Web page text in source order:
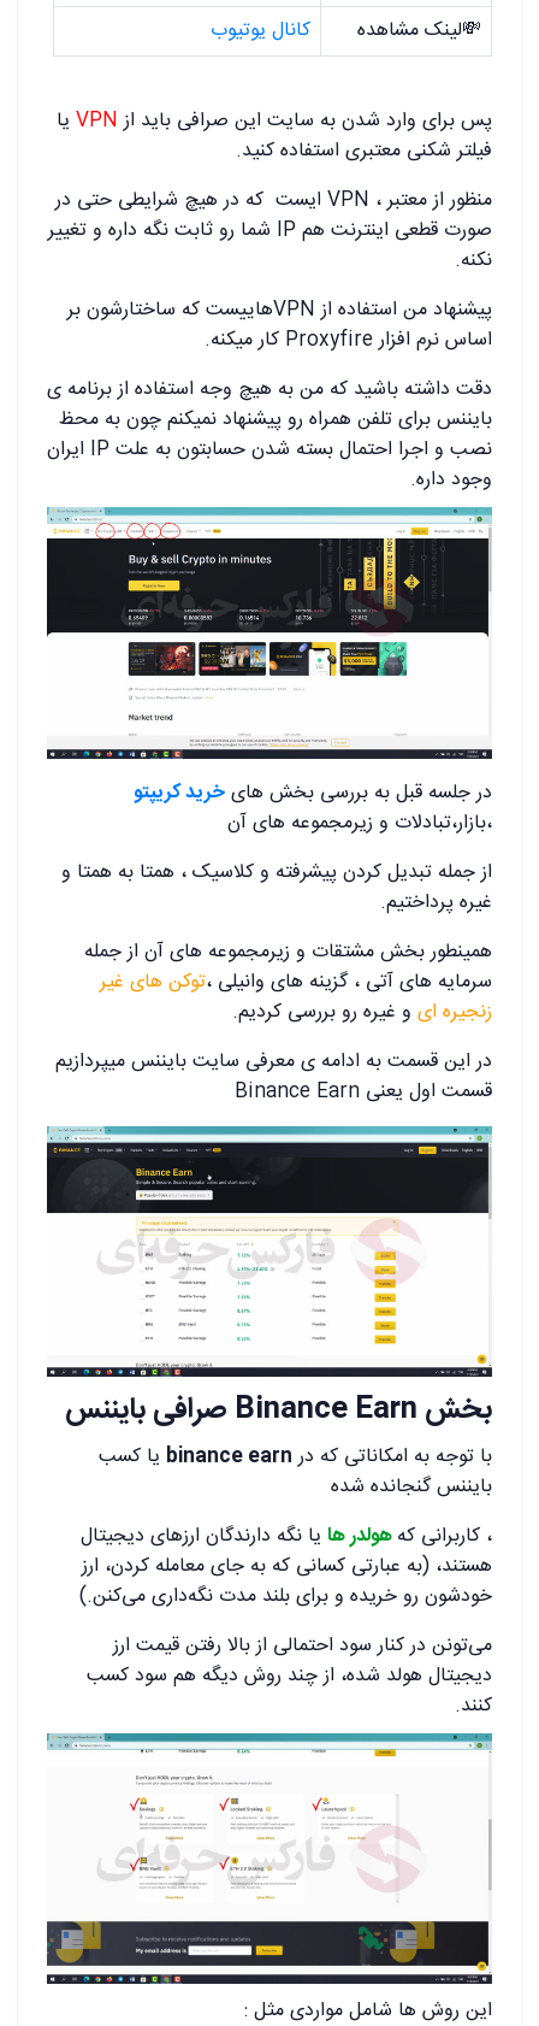
💸لینک مشاهده
کانال یوتیوب
پس برای وارد شدن به سایت این صرافی باید ازVPN یا
فیلتر شکنی معتبری استفاده کنید.
منظور از معتبر ، VPN ایست که در هیچ شرایطی حتی در
صورت قطعی اینترنت هم IP شما رو ثابت نگه داره و تغییر
نکنه.
پیشنهاد من استفاده از VPNهاییست که ساختارشون بر
اساس نرم افزار Proxyfire کار میکنه.
دقت داشته باشید که من به هیچ وجه استفاده از برنامه ی
بایننس برای تلفن همراه رو پیشنهاد نمیکنم چون به محظ
نصب و اجرا احتمال بسته شدن حسابتون به علت IP ایران
وجود داره.
در جلسه قبل به بررسی بخش هایخرید کریپتو
،بازار،تبادلات و زیرمجموعه های آن
از جمله تبدیل کردن پیشرفته و کلاسیک ، همتا به همتا و
غیره پرداختیم.
همینطور بخش مشتقات و زیرمجموعه های آن از جمله
سرمایه های آتی ، گزینه های وانیلی ،توکن های غیر
زنجیره ای و غیره رو بررسی کردیم.
در این قسمت به ادامه ی معرفی سایت بایننس میپردازیم
قسمت اول یعنی Binance Earn
بخش Binance Earn صرافی بایننس
با توجه به امکاناتی که درbinance earn یا کسب
بایننس گنجانده شده
، کاربرانی کههولدر ها یا نگه دارندگان ارزهای دیجیتال
هستند، (به عبارتی کسانی که به جای معامله کردن، ارز
خودشون رو خریده و برای بلند مدت نگه‌داری می‌کنن.)
می‌تونن در کنار سود احتمالی از بالا رفتن قیمت ارز
دیجیتال هولد شده، از چند روش دیگه هم سود کسب
کنند.
این روش ها شامل مواردی مثل :